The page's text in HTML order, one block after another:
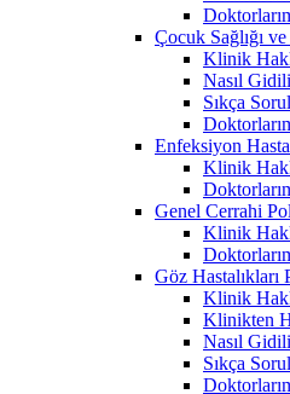
Çocuk Sağlığı
Klinik
Nasıl
Sıkça
Enfeksiyon
Klinik
Genel Cerrahi
Klinik
Göz
Klinik
Klinikten
Nasıl
Sıkça